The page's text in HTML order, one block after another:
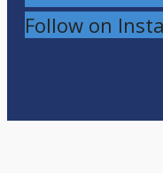
Follow on